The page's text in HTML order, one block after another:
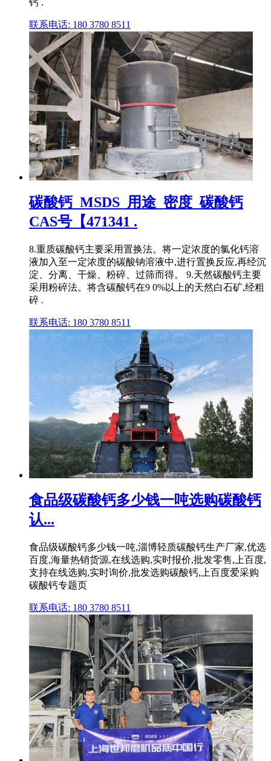
联系电话: 180 3780 8511
碳酸钙_MSDS_用途_密度_碳酸钙
CAS号【471341 .
8.重质碳酸钙主要采用置换法。将一定浓度的氯化钙溶
液加入至一定浓度的碳酸钠溶液中,进行置换反应,再经沉
淀、分离、干燥、粉碎、过筛而得。 9.天然碳酸钙主要
采用粉碎法。将含碳酸钙在9 0%以上的天然白石矿,经粗
碎 .
联系电话: 180 3780 8511
食品级碳酸钙多少钱一吨选购碳酸钙
认...
食品级碳酸钙多少钱一吨,淄博轻质碳酸钙生产厂家,优选
百度,海量热销货源,在线选购,实时报价,批发零售,上百度,
支持在线选购,实时询价,批发选购碳酸钙,上百度爱采购
碳酸钙专题页
联系电话: 180 3780 8511